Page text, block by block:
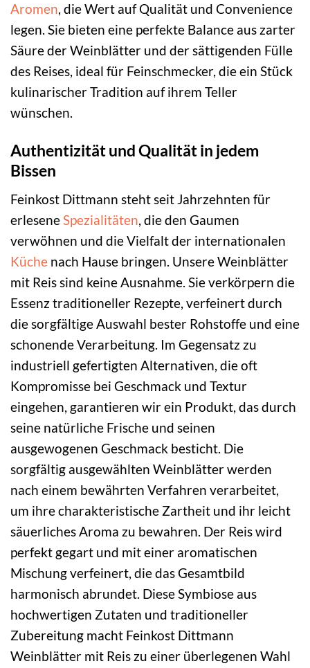
Aromen, die Wert auf Qualität und Convenience
legen. Sie bieten eine perfekte Balance aus zarter
Säure der Weinblätter und der sättigenden Fülle
des Reises, ideal für Feinschmecker, die ein Stück
kulinarischer Tradition auf ihrem Teller
wünschen.
Authentizität und Qualität in jedem
Bissen
Feinkost Dittmann steht seit Jahrzehnten für
erlesene Spezialitäten , die den Gaumen
verwöhnen und die Vielfalt der internationalen
Küche nach Hause bringen. Unsere Weinblätter
mit Reis sind keine Ausnahme. Sie verkörpern die
Essenz traditioneller Rezepte, verfeinert durch
die sorgfältige Auswahl bester Rohstoffe und eine
schonende Verarbeitung. Im Gegensatz zu
industriell gefertigten Alternativen, die oft
Kompromisse bei Geschmack und Textur
eingehen, garantieren wir ein Produkt, das durch
seine natürliche Frische und seinen
ausgewogenen Geschmack besticht. Die
sorgfältig ausgewählten Weinblätter werden
nach einem bewährten Verfahren verarbeitet,
um ihre charakteristische Zartheit und ihr leicht
säuerliches Aroma zu bewahren. Der Reis wird
perfekt gegart und mit einer aromatischen
Mischung verfeinert, die das Gesamtbild
harmonisch abrundet. Diese Symbiose aus
hochwertigen Zutaten und traditioneller
Zubereitung macht Feinkost Dittmann
Weinblätter mit Reis zu einer überlegenen Wahl